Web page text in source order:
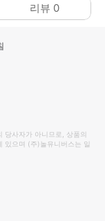
리뷰 0
당사자가 아니므로, 상품의
있으며 (주)놀유니버스는 일